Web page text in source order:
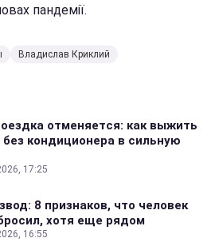
пандемії.
Владислав Криклий
отменяется: как выжить
без кондиционера в сильную
17:25
8 признаков, что человек
хотя еще рядом
16:55